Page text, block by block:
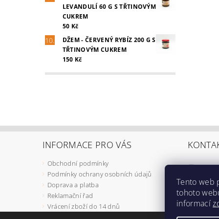
LEVANDULÍ 60 G S TŘTINOVÝM
CUKREM
50 Kč
DŽEM - ČERVENÝ RYBÍZ 200 G S
TŘTINOVÝM CUKREM
150 Kč
INFORMACE PRO VÁS
Obchodní podmínky
Podmínky ochrany osobních údajů
Doprava a platba
Reklamační řad
Vrácení zboží do 14 dnů
725
Tento web
tohoto
informací